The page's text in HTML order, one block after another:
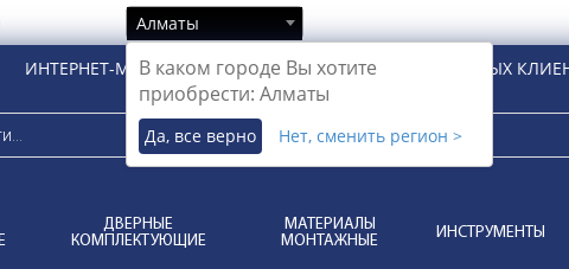
Алматы
В каком городе Вы хотите
приобрести: Алматы
Да, все верно Нет, сменить регион >
ИНТЕРНЕТ-МАГАЗИН ДЛЯ РОЗНИЧНЫХ И КОРПОРАТИВНЫХ
ДВЕРНЫЕ
КОМПЛЕКТУЮЩИЕ
МАТЕРИАЛЫ
МОНТАЖНЫЕ
ИНСТРУМЕНТЫ